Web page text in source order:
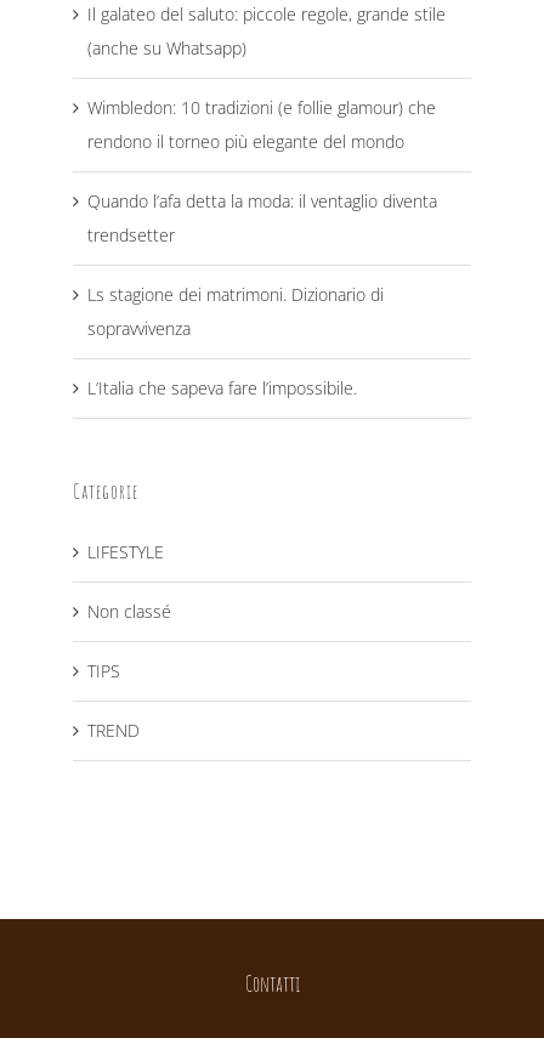
Il galateo del saluto: piccole regole, grande stile
(anche su Whatsapp)
Wimbledon: 10 tradizioni (e follie glamour) che
rendono il torneo più elegante del mondo
Quando l’afa detta la moda: il ventaglio diventa
trendsetter
Ls stagione dei matrimoni. Dizionario di
sopravvivenza
L’Italia che sapeva fare l’impossibile.
Categorie
LIFESTYLE
Non classé
TIPS
TREND
Contatti